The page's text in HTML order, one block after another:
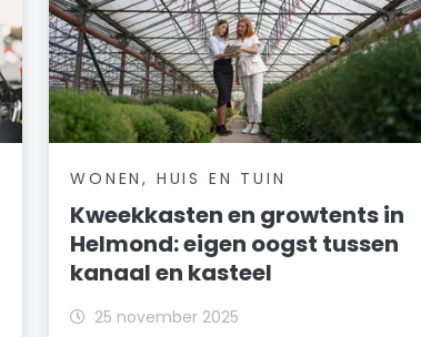
WONEN, HUIS EN TUIN
Kweekkasten en growtents in
Helmond: eigen oogst tussen
kanaal en kasteel
25 november 2025